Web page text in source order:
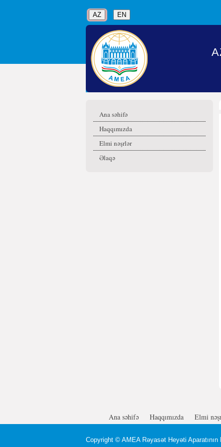
AZ EN
Ana səhifə
Haqqımızda
Elmi nəşrlər
Əlaqə
Ana səhifə Haqqımızda Elmi
Copyright © AMEA Rəyasət Heyəti